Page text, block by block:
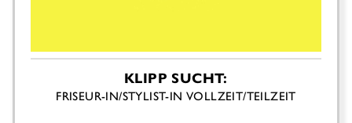
KLIPP SUCHT:
FRISEUR-IN/STYLIST-IN VOLLZEIT/TEILZEIT